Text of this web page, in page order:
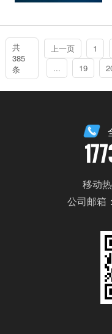
共
385
条
上一页 1
...
19
移动
公司邮箱